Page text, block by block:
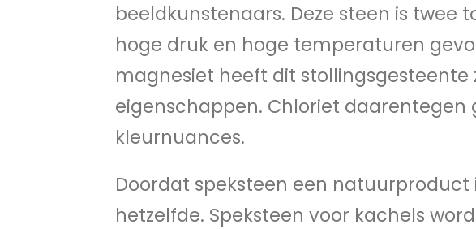
beeldkunstenaars. Deze steen is
hoge druk en hoge temperaturen
magnesiet heeft dit
eigenschappen. Chloriet
kleurnuances.
Doordat speksteen een natuurproduct
hetzelfde. Speksteen voor kachels